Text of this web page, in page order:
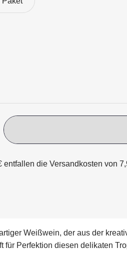
die Versandkosten von
Weißwein, der aus der
für Perfektion diesen delikaten